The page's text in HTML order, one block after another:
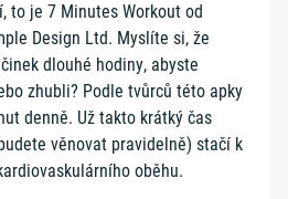
to je 7 Minutes Workout od
Design Ltd. Myslíte si, že
dlouhé hodiny, abyste
zhubli? Podle tvůrců této apky
denně. Už takto krátký čas
věnovat pravidelně) stačí k
oběhu.